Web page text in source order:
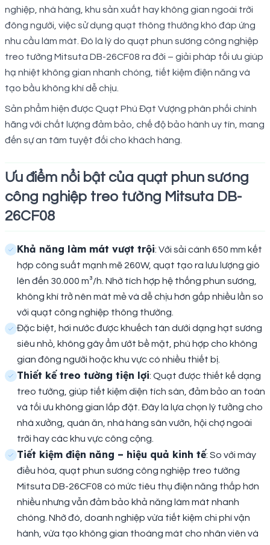
nghiệp, nhà hàng, khu sản xuất hay không gian ngoài trời
đông người, việc sử dụng quạt thông thường khó đáp ứng
nhu cầu làm mát. Đó là lý do quạt phun sương công nghiệp
treo tường Mitsuta DB-26CF08 ra đời – giải pháp tối ưu giúp
hạ nhiệt không gian nhanh chóng, tiết kiệm điện năng và
tạo bầu không khí dễ chịu.
Sản phẩm hiện được Quạt Phú Đạt Vượng phân phối chính
hãng với chất lượng đảm bảo, chế độ bảo hành uy tín, mang
đến sự an tâm tuyệt đối cho khách hàng.
Ưu điểm nổi bật của quạt phun sương
công nghiệp treo tường Mitsuta DB-
26CF08
Khả năng làm mát vượt trội: Với sải cánh 650 mm kết
hợp công suất mạnh mẽ 260W, quạt tạo ra lưu lượng gió
lên đến 30.000 m³/h. Nhờ tích hợp hệ thống phun sương,
không khí trở nên mát mẻ và dễ chịu hơn gấp nhiều lần so
với quạt công nghiệp thông thường.
Đặc biệt, hơi nước được khuếch tán dưới dạng hạt sương
siêu nhỏ, không gây ẩm ướt bề mặt, phù hợp cho không
gian đông người hoặc khu vực có nhiều thiết bị.
Thiết kế treo tường tiện lợi: Quạt được thiết kế dạng
treo tường, giúp tiết kiệm diện tích sàn, đảm bảo an toàn
và tối ưu không gian lắp đặt. Đây là lựa chọn lý tưởng cho
nhà xưởng, quán ăn, nhà hàng sân vườn, hội chợ ngoài
trời hay các khu vực công cộng.
Tiết kiệm điện năng – hiệu quả kinh tế: So với máy
điều hòa, quạt phun sương công nghiệp treo tường
Mitsuta DB-26CF08 có mức tiêu thụ điện năng thấp hơn
nhiều nhưng vẫn đảm bảo khả năng làm mát nhanh
chóng. Nhờ đó, doanh nghiệp vừa tiết kiệm chi phí vận
hành, vừa tạo không gian thoáng mát cho nhân viên và